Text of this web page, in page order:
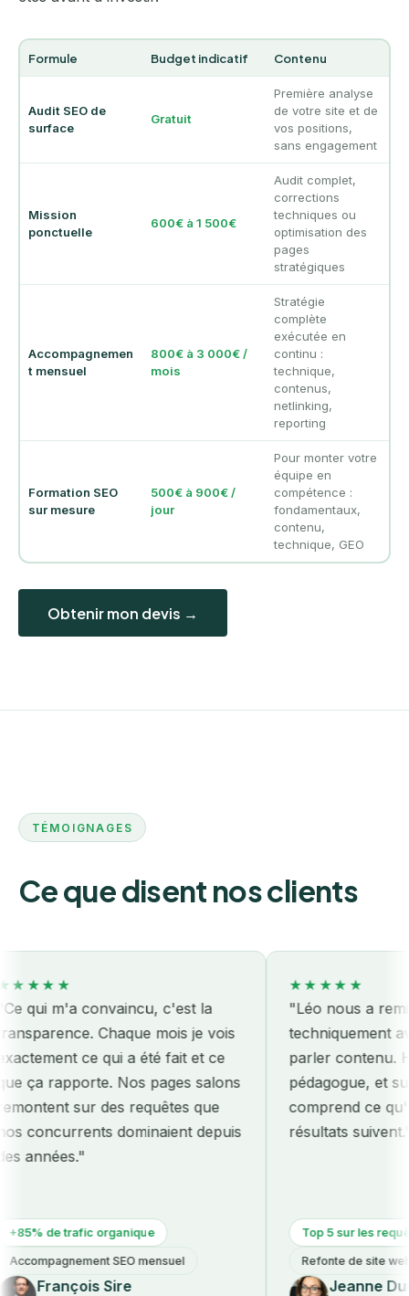
Formule Budget indicatif Contenu
Audit SEO de
surface
Gratuit
Première analyse
de votre site et de
vos positions,
sans engagement
Mission
ponctuelle
600€ à 1 500€
Audit complet,
corrections
techniques ou
optimisation des
pages
stratégiques
Accompagnemen
t mensuel
800€ à 3 000€ /
mois
Stratégie
complète
exécutée en
continu :
technique,
contenus,
netlinking,
reporting
Formation SEO
sur mesure
500€ à 900€ /
jour
Pour monter votre
équipe en
compétence :
fondamentaux,
contenu,
technique, GEO
Obtenir mon devis →
TÉMOIGNAGES
Ce que disent nos clients
m'a convaincu, c'est la
Chaque mois je vois
ce qui a été fait et ce
rapporte. Nos pages salons
sur des requêtes que
dominaient depuis
de trafic organique
SEO mensuel
François Sire
★★★★★
"Léo nous a remis le
techniquement avant
parler contenu.
pédagogue, et
comprend ce qu'on
résultats suivent."
Top 5 sur les requêtes
Refonte de site web
Jeanne Dumont